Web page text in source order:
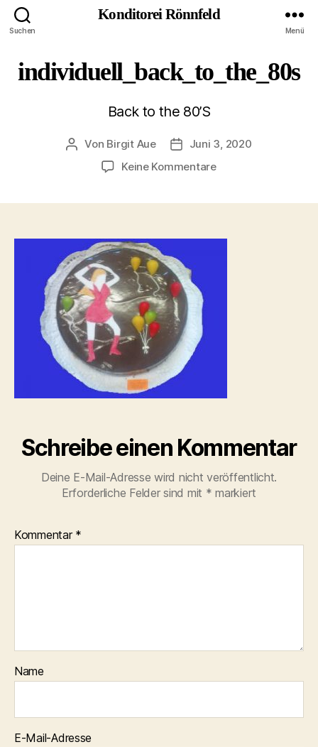
Suchen
Konditorei Rönnfeld
Menü
individuell_back_to_the_80s
Back to the 80’S
Beitragsautor
Von Birgit Aue Veröffentlichungsdatum
Juni 3, 2020
Keine Kommentarezu
Schreibe einen Kommentar
Deine E-Mail-Adresse wird nicht veröffentlicht.
Erforderliche Felder sind mit * markiert
Kommentar *
Name
E-Mail-Adresse